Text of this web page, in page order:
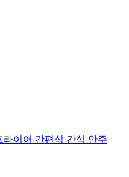
이어 간편식 간식 안주